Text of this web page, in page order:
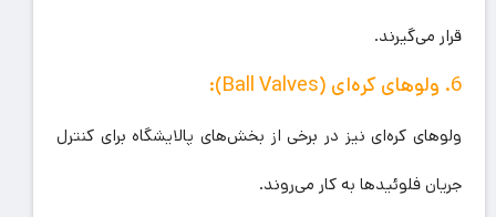
قرار می‌گیرند.
6. ولوهای کره‌ای (Ball Valves):
ولوهای کره‌ای نیز در برخی از بخش‌های پالایشگاه برای کنترل
جریان فلوئیدها به کار می‌روند.